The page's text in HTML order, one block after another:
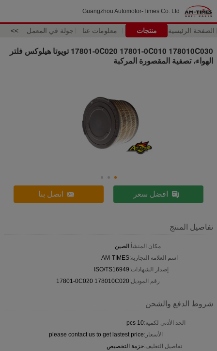
Guangzhou Automotor-Times Co. Ltd
الصفحة الرئيسية منتجات معلومات عنا جولة في المعمل >>
17801-0C020 17801-0C010 178010C030 تويوتا هيلوكس فلتر
الهواء، تصفية المقصورة المركبة
افضل سعر اتصل بنا
تفاصيل المنتج
مكان المنشأ:الصين
اسم العلامة التجارية:AM-TIMES
إصدار الشهادات:ISO/TS16949
رقم الموديل:17801-0C020 178010C020
شروط الدفع والشحن
الحد الأدنى لكمية:10 pcs
الأسعار:please contact us to get lastest price
تفاصيل التغليف:حزمة التخصيص